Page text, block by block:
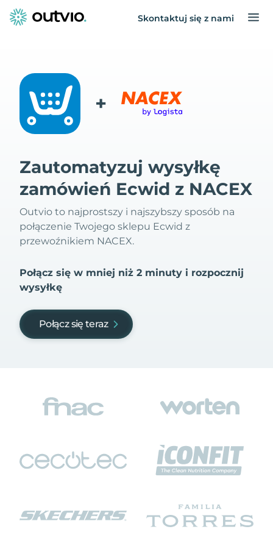
Skontaktuj się z nami
+
Zautomatyzuj wysyłkę
zamówień Ecwid z NACEX
Outvio to najprostszy i najszybszy sposób na
połączenie Twojego sklepu Ecwid z
przewoźnikiem NACEX.
Połącz się w mniej niż 2 minuty i rozpocznij
wysyłkę
Połącz się teraz